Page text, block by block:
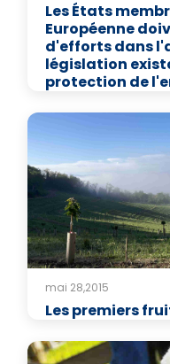
Les États
Européenne
d'efforts dans
législation
protection de
mai 28,2015
Les premiers